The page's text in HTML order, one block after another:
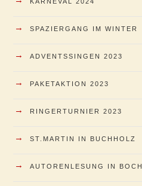
→ SPAZIERGANG IM WINTER
→ ADVENTSSINGEN 2023
→ PAKETAKTION 2023
→ RINGERTURNIER 2023
→ ST.MARTIN IN BUCHHOLZ
→ AUTORENLESUNG IN